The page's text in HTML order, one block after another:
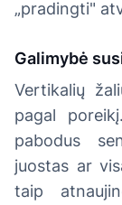
„pradingti"
Galimybė
Vertikalių
pagal
pabodus
juostas ar
taip